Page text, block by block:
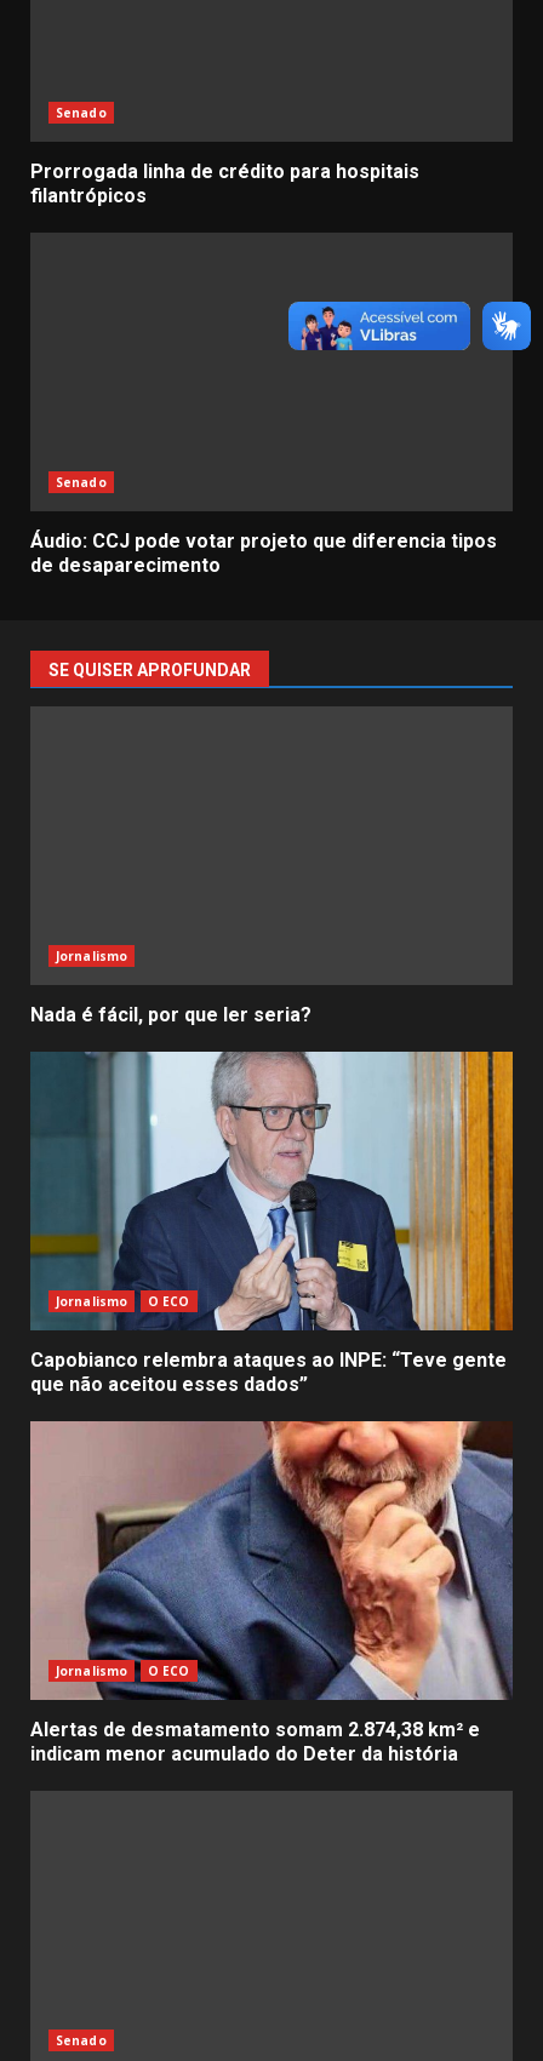
Senado
Prorrogada linha de crédito para hospitais
filantrópicos
Senado
Áudio: CCJ pode votar projeto que diferencia tipos
de desaparecimento
SE QUISER APROFUNDAR
Jornalismo
Nada é fácil, por que ler seria?
Jornalismo O ECO
Capobianco relembra ataques ao INPE: “Teve gente
que não aceitou esses dados”
Jornalismo O ECO
Alertas de desmatamento somam 2.874,38 km² e
indicam menor acumulado do Deter da história
Senado